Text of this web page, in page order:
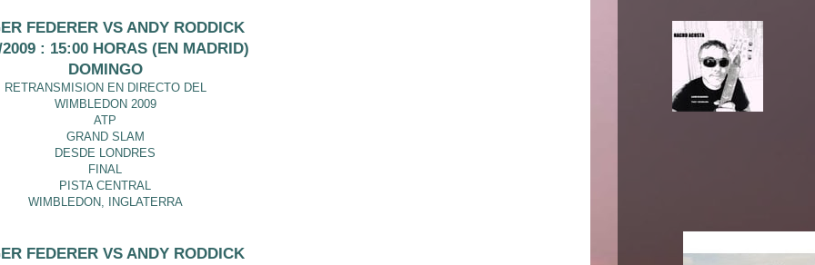
FEDERER VS ANDY RODDICK
: 15:00 HORAS (EN MADRID)
DOMINGO
RETRANSMISION EN DIRECTO DEL
WIMBLEDON 2009
ATP
GRAND SLAM
DESDE LONDRES
FINAL
PISTA CENTRAL
WIMBLEDON, INGLATERRA
FEDERER VS ANDY RODDICK